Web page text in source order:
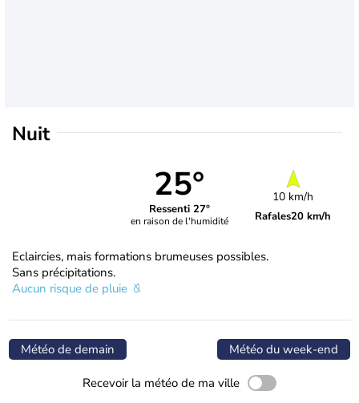
Nuit
25°
Ressenti 27°
en raison de l'humidité
10 km/h
Rafales20 km/h
Eclaircies, mais formations brumeuses possibles.
Sans précipitations.
Aucun risque de pluie
Météo de demain Météo du week-end
Recevoir la météo de ma ville